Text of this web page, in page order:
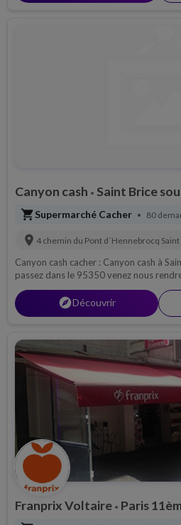
Canyon cash • Saint Brice
shopping_cartSupermarché Cacher • 80
location_on 4 chemin du Pont d´Hennebrocq
Canyon cash cacher : Canyon cash à
passez dans le 95350 venez nous
bien pensez à nous contacter par
explorerDécouvrir
Franprix Voltaire • Paris